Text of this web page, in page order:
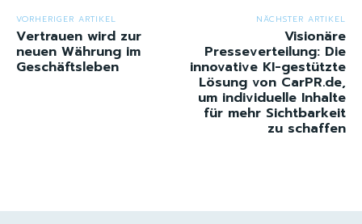
VORHERIGER ARTIKEL
Vertrauen wird zur
neuen Währung im
Geschäftsleben
NÄCHSTER ARTIKEL
Visionäre
Presseverteilung: Die
innovative KI-gestützte
Lösung von CarPR.de,
um individuelle Inhalte
für mehr Sichtbarkeit
zu schaffen